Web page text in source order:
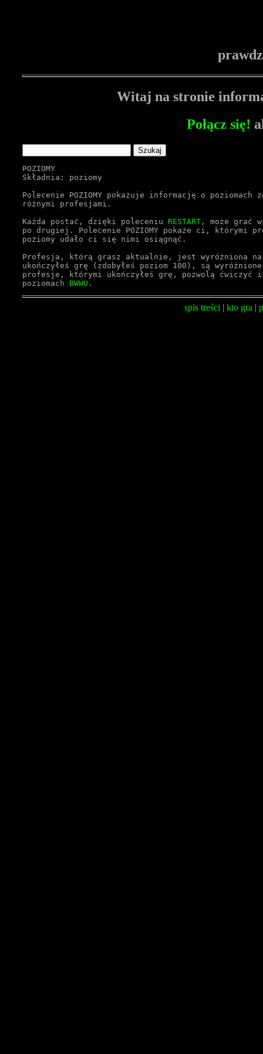
Witaj na stronie
Połącz się!
POZIOMY
Składnia: poziomy
Polecenie POZIOMY pokazuje informację o
różnymi profesjami.
Każda postać, dzięki poleceniu RESTART, może grać
po drugiej. Polecenie POZIOMY pokaże ci, którymi
poziomy udało ci się nimi osiągnąć.
Profesja, którą grasz aktualnie, jest wyróżniona
ukończyłeś grę (zdobyłeś poziom 100), są
profesje, którymi ukończyłeś grę, pozwolą ćwiczyć
poziomach BWWU .
spis treści | kto gra |